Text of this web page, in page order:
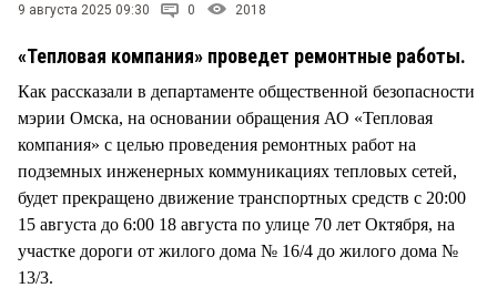
СТИЛЬ ЖИЗНИ
9 августа 2025 09:30 0 2018
«Тепловая компания» проведет ремонтные работы.
Как рассказали в департаменте общественной безопасности
мэрии Омска, на основании обращения АО «Тепловая
компания» с целью проведения ремонтных работ на
подземных инженерных коммуникациях тепловых сетей,
будет прекращено движение транспортных средств с 20:00
15 августа до 6:00 18 августа по улице 70 лет Октября, на
участке дороги от жилого дома № 16/4 до жилого дома №
13/3.